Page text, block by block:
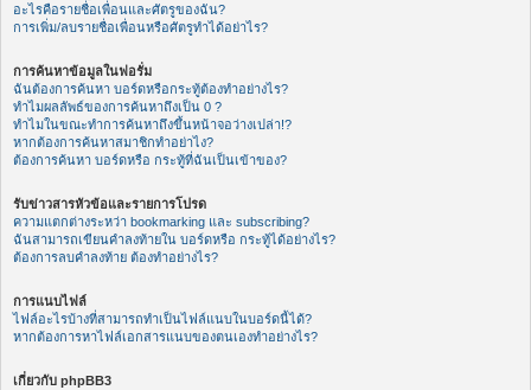
อะไรคือรายชื่อเพื่อนและศัตรูของฉัน?
การเพิ่ม/ลบรายชื่อเพื่อนหรือศัตรูทำได้อย่าไร?
การค้นหาข้อมูลในฟอรั่ม
ฉันต้องการค้นหา บอร์ดหรือกระทู้ต้องทำอย่างไร?
ทำไมผลลัพธ์ของการค้นหาถึงเป็น 0 ?
ทำไมในขณะทำการค้นหาถึงขึ้นหน้าจอว่างเปล่า!?
หากต้องการค้นหาสมาชิกทำอย่าไง?
ต้องการค้นหา บอร์ดหรือ กระทู้ที่ฉันเป็นเข้าของ?
รับข่าวสารหัวข้อและรายการโปรด
ความแตกต่างระหว่า bookmarking และ subscribing?
ฉันสามารถเขียนคำลงท้ายใน บอร์ดหรือ กระทู้ได้อย่างไร?
ต้องการลบคำลงท้าย ต้องทำอย่างไร?
การแนบไฟล์
ไฟล์อะไรบ้างที่สามารถทำเป็นไฟล์แนบในบอร์ดนี้ได้?
หากต้องการหาไฟล์เอกสารแนบของตนเองทำอย่างไร?
เกี่ยวกับ phpBB3